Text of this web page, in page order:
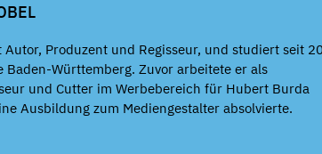
Autor, Produzent und Regisseur, und studiert seit
Baden-Württemberg. Zuvor arbeitete er als
und Cutter im Werbebereich für Hubert Burda
Ausbildung zum Mediengestalter absolvierte.